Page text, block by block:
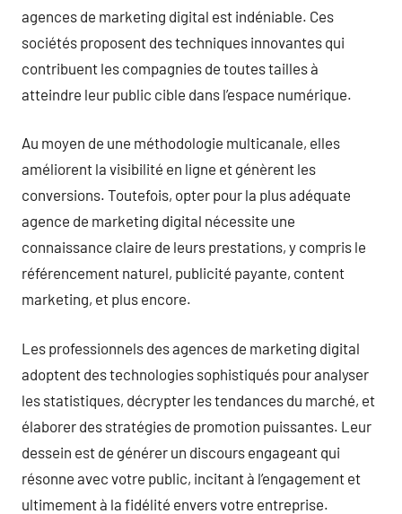
agences de marketing digital est indéniable. Ces
sociétés proposent des techniques innovantes qui
contribuent les compagnies de toutes tailles à
atteindre leur public cible dans l’espace numérique.
Au moyen de une méthodologie multicanale, elles
améliorent la visibilité en ligne et génèrent les
conversions. Toutefois, opter pour la plus adéquate
agence de marketing digital nécessite une
connaissance claire de leurs prestations, y compris le
référencement naturel, publicité payante, content
marketing, et plus encore.
Les professionnels des agences de marketing digital
adoptent des technologies sophistiqués pour analyser
les statistiques, décrypter les tendances du marché, et
élaborer des stratégies de promotion puissantes. Leur
dessein est de générer un discours engageant qui
résonne avec votre public, incitant à l’engagement et
ultimement à la fidélité envers votre entreprise.